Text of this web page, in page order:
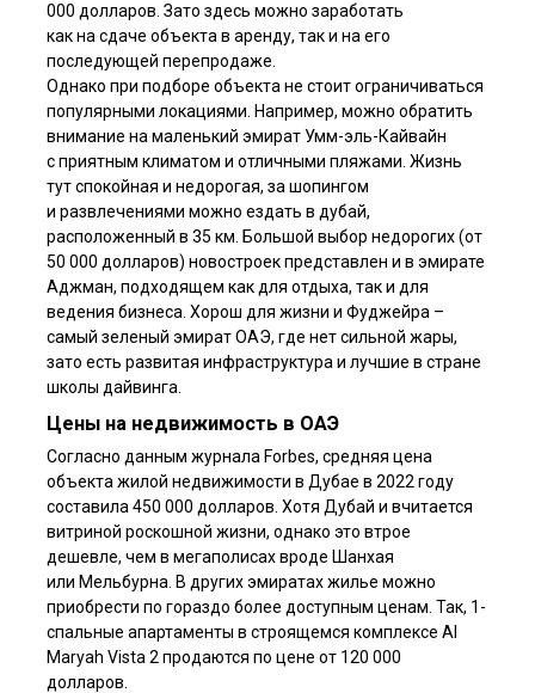
000 долларов. Зато здесь можно заработать
как на сдаче объекта в аренду, так и на его
последующей перепродаже.
Однако при подборе объекта не стоит ограничиваться
популярными локациями. Например, можно обратить
внимание на маленький эмират Умм-эль-Кайвайн
с приятным климатом и отличными пляжами. Жизнь
тут спокойная и недорогая, за шопингом
и развлечениями можно ездать в дубай,
расположенный в 35 км. Большой выбор недорогих (от
50 000 долларов) новостроек представлен и в эмирате
Аджман, подходящем как для отдыха, так и для
ведения бизнеса. Хорош для жизни и Фуджейра –
самый зеленый эмират ОАЭ, где нет сильной жары,
зато есть развитая инфраструктура и лучшие в стране
школы дайвинга.
Цены на недвижимость в ОАЭ
Согласно данным журнала Forbes, средняя цена
объекта жилой недвижимости в Дубае в 2022 году
составила 450 000 долларов. Хотя Дубай и вчитается
витриной роскошной жизни, однако это втрое
дешевле, чем в мегаполисах вроде Шанхая
или Мельбурна. В других эмиратах жилье можно
приобрести по гораздо более доступным ценам. Так, 1-
спальные апартаменты в строящемся комплексе Al
Maryah Vista 2 продаются по цене от 120 000
долларов.